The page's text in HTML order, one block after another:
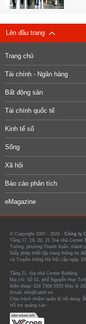
Lên đầu trang
Trang chủ
Tài chính - Ngân hàng
Bất động sản
Tài chính quốc tế
Kinh tế số
Sống
Xã hội
Báo cáo phân tích
eMagazine
© Copyright 2007 - 2026 - Công ty
Tầng 17, 19, 20, 21 Toà nhà Center
Tưởng, phường Thanh Xuân, thành
Giấy phép thiết lập trang thông tin
và Truyền thông Hà Nội cấp ngày
Tầng 21, tòa nhà Center Building.
Địa chỉ: Số 01, phố Nguyễn Huy
Điện thoại: 024 7309 5555 Máy lẻ
Email: info@cafef.vn
Chịu trách nhiệm quản lý nội dung:
Hỗ trợ quảng cáo :